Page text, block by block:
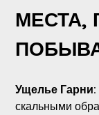
МЕСТА,
Ущелье Гарни:
скальными